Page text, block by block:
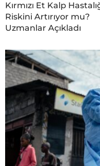
Kırmızı Et Kalp
Riskini Artırıyor mu?
Uzmanlar Açıkladı